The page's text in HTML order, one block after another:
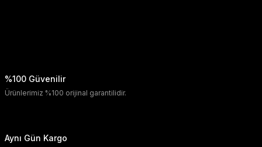
%100 Güvenilir
Ürünlerimiz %100 orijinal garantilidir.
Aynı Gün Kargo